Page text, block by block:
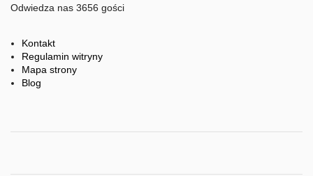
Odwiedza nas 3656 gości
Kontakt
Regulamin witryny
Mapa strony
Blog
fryzjerzy'